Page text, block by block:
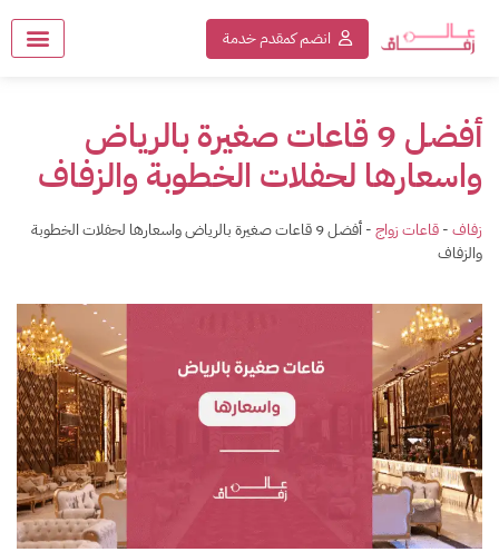
انضم كمقدم خدمة
أفضل 9 قاعات صغيرة بالرياض
واسعارها لحفلات الخطوبة والزفاف
زفاف-قاعات زواج-
أفضل 9 قاعات صغيرة بالرياض واسعارها لحفلات الخطوبة
والزفاف